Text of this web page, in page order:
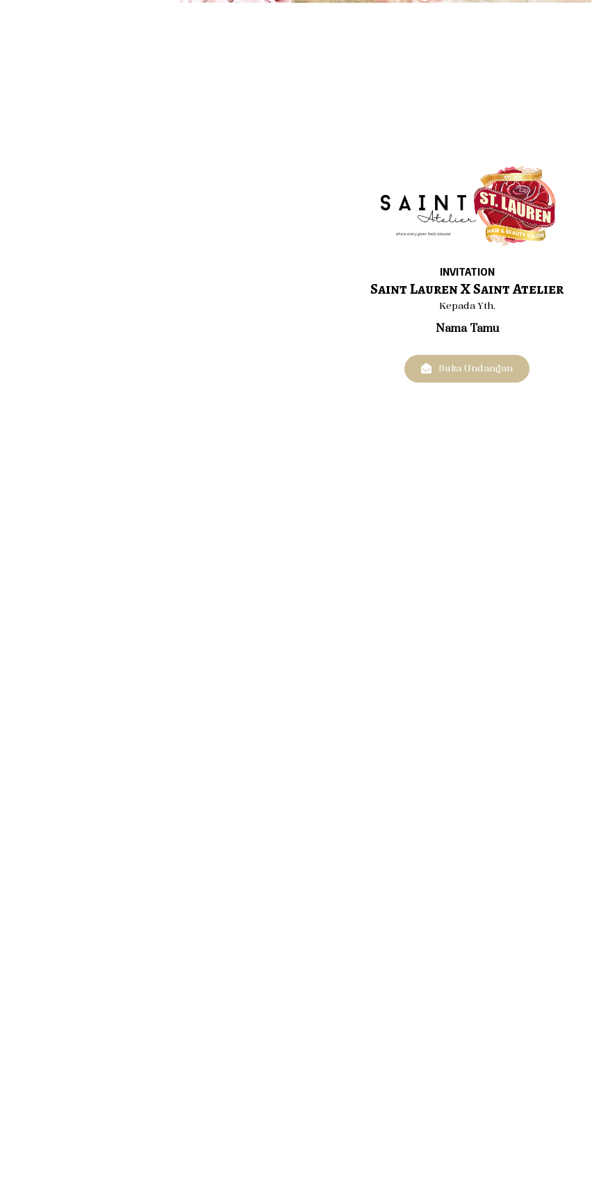
INVITATION
Saint Lauren X Saint Atelier
Kepada Yth.
Nama Tamu
Buka Undangan